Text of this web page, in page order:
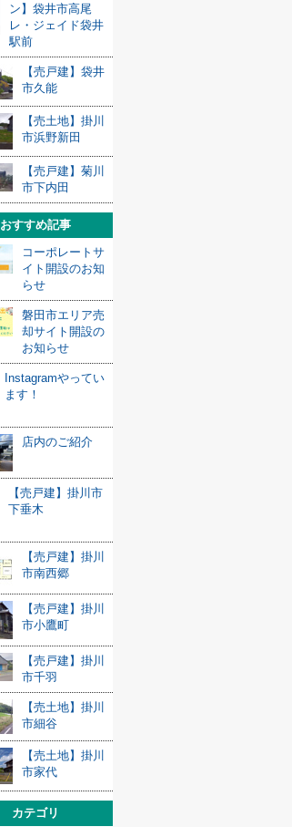
ン】袋井市高尾
レ・ジェイド袋井
駅前
【売戸建】袋井
市久能
【売土地】掛川
市浜野新田
【売戸建】菊川
市下内田
おすすめ記事
コーポレートサ
イト開設のお知
らせ
磐田市エリア売
却サイト開設の
お知らせ
Instagramやってい
ます！
店内のご紹介
【売戸建】掛川市
下垂木
【売戸建】掛川
市南西郷
【売戸建】掛川
市小鷹町
【売戸建】掛川
市千羽
【売土地】掛川
市細谷
【売土地】掛川
市家代
カテゴリ